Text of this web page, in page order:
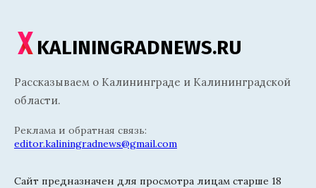
KALININGRADNEWS.RU
Рассказываем о Калининграде и Калининградской
области.
Реклама и обратная связь:
editor.kaliningradnews@gmail.com
Сайт предназначен для просмотра лицам старше 18